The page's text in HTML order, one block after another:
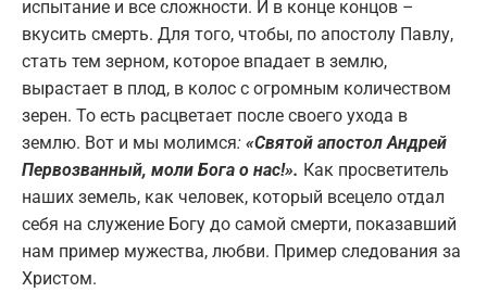
испытание и все сложности. И в конце концов –
вкусить смерть. Для того, чтобы, по апостолу Павлу,
стать тем зерном, которое впадает в землю,
вырастает в плод, в колос с огромным количеством
зерен. То есть расцветает после своего ухода в
землю. Вот и мы молимся: «Святой апостол Андрей
Первозванный, моли Бога о нас!». Как просветитель
наших земель, как человек, который всецело отдал
себя на служение Богу до самой смерти, показавший
нам пример мужества, любви. Пример следования за
Христом.